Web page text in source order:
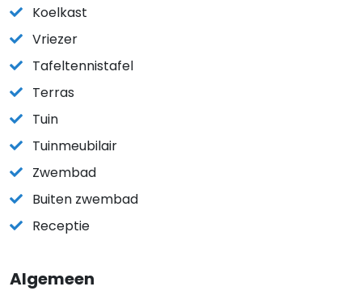
Koelkast
Vriezer
Tafeltennistafel
Terras
Tuin
Tuinmeubilair
Zwembad
Buiten zwembad
Receptie
Algemeen